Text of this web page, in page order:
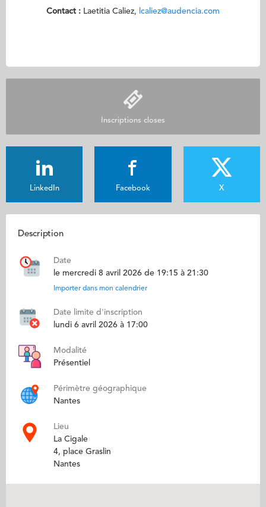
Contact : Laetitia Caliez, lcaliez@audencia.com
Inscriptions closes
LinkedIn Facebook X
Description
Date
le mercredi 8 avril 2026 de 19:15 à 21:30
Importer dans mon calendrier
Date limite d'inscription
lundi 6 avril 2026 à 17:00
Modalité
Présentiel
Périmètre géographique
Nantes
Lieu
La Cigale
4, place Graslin
Nantes